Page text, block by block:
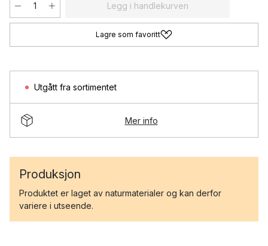
Legg i handlekurven
Lagre som favoritt
Utgått fra sortimentet
Mer info
Produksjon
Produktet er laget av naturmaterialer og kan derfor
variere i utseende.